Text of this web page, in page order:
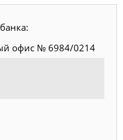
офис № 6984/0214